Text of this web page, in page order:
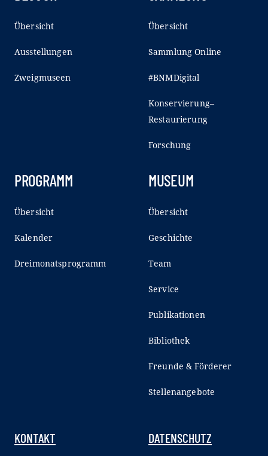
Übersicht
Ausstellungen
Zweigmuseen
Übersicht
Sammlung Online
#BNMDigital
Konservierung–
Restaurierung
Forschung
PROGRAMM
Übersicht
Kalender
Dreimonatsprogramm
MUSEUM
Übersicht
Geschichte
Team
Service
Publikationen
Bibliothek
Freunde & Förderer
Stellenangebote
KONTAKT DATENSCHUTZ